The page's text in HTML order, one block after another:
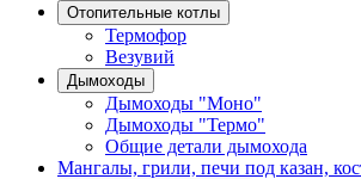
Отопительные котлы
Термофор
Везувий
Дымоходы
Дымоходы "Моно"
Дымоходы "Термо"
Общие детали дымохода
Мангалы, грили, печи под казан,